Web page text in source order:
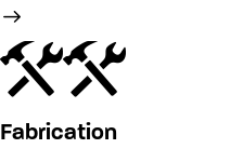
Fabrication